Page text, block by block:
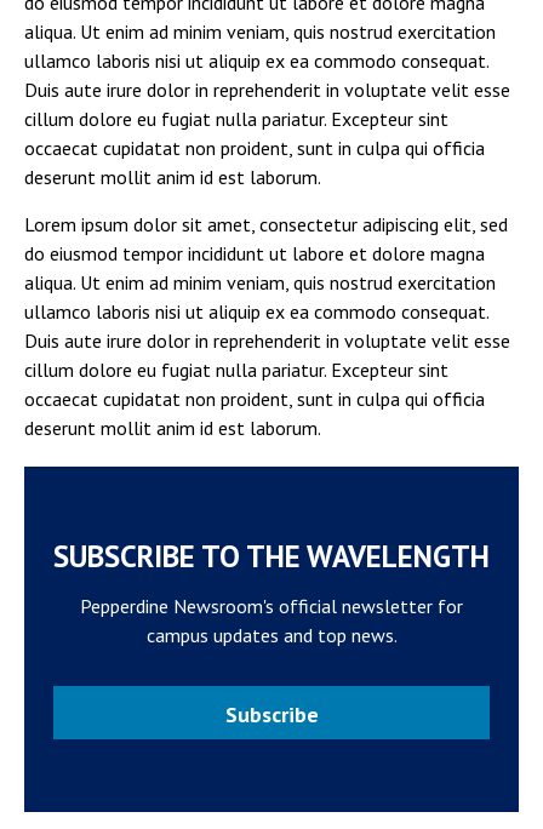
aliqua. Ut enim ad minim veniam, quis nostrud exercitation
ullamco laboris nisi ut aliquip ex ea commodo consequat.
Duis aute irure dolor in reprehenderit in voluptate velit esse
cillum dolore eu fugiat nulla pariatur. Excepteur sint
occaecat cupidatat non proident, sunt in culpa qui officia
deserunt mollit anim id est laborum.
Lorem ipsum dolor sit amet, consectetur adipiscing elit, sed
do eiusmod tempor incididunt ut labore et dolore magna
aliqua. Ut enim ad minim veniam, quis nostrud exercitation
ullamco laboris nisi ut aliquip ex ea commodo consequat.
Duis aute irure dolor in reprehenderit in voluptate velit esse
cillum dolore eu fugiat nulla pariatur. Excepteur sint
occaecat cupidatat non proident, sunt in culpa qui officia
deserunt mollit anim id est laborum.
SUBSCRIBE TO THE WAVELENGTH
Pepperdine Newsroom's official newsletter for
campus updates and top news.
Subscribe